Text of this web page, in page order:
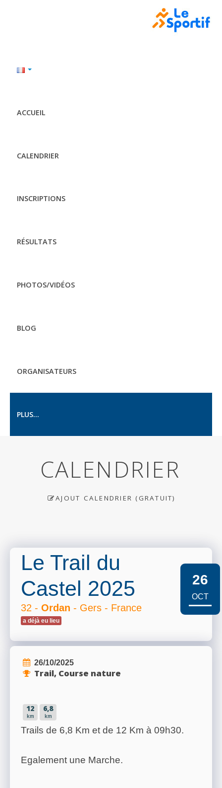
ACCUEIL
CALENDRIER
INSCRIPTIONS
RÉSULTATS
PHOTOS/VIDÉOS
BLOG
ORGANISATEURS
PLUS...
CALENDRIER
AJOUT CALENDRIER (GRATUIT)
Le Trail du
Castel 2025
32 - Ordan - Gers - France
a déjà eu lieu
26
OCT
26/10/2025
Trail, Course nature
12
km
6,8
km
Trails de 6,8 Km et de 12 Km à 09h30.
Egalement une Marche.